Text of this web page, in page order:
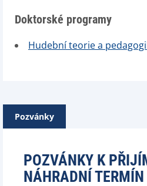
Doktorské programy
Hudební teorie a
Pozvánky
POZVÁNKY K
NÁHRADNÍ